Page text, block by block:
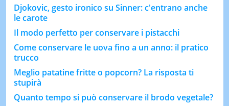
Djokovic, gesto ironico su Sinner: c'entrano anche
le carote
Il modo perfetto per conservare i pistacchi
Come conservare le uova fino a un anno: il pratico
trucco
Meglio patatine fritte o popcorn? La risposta ti
stupirà
Quanto tempo si può conservare il brodo vegetale?